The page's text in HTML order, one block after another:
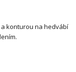
konturou na hedvábí